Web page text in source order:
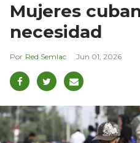
Mujeres
necesidad
Red Semlac Jun 01, 2026